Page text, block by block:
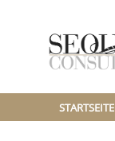
STARTSEITE